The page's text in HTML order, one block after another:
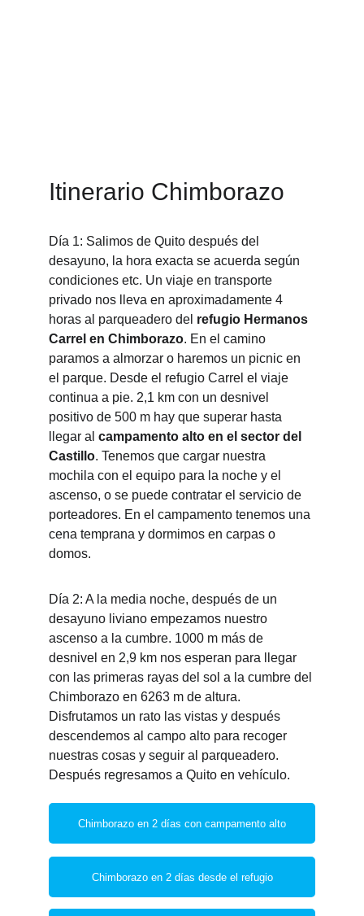
Itinerario Chimborazo
Día 1: Salimos de Quito después del
desayuno, la hora exacta se acuerda según
condiciones etc. Un viaje en transporte
privado nos lleva en aproximadamente 4
horas al parqueadero del refugio Hermanos
Carrel en Chimborazo. En el camino
paramos a almorzar o haremos un picnic en
el parque. Desde el refugio Carrel el viaje
continua a pie. 2,1 km con un desnivel
positivo de 500 m hay que superar hasta
llegar al campamento alto en el sector del
Castillo. Tenemos que cargar nuestra
mochila con el equipo para la noche y el
ascenso, o se puede contratar el servicio de
porteadores. En el campamento tenemos una
cena temprana y dormimos en carpas o
domos.
Día 2: A la media noche, después de un
desayuno liviano empezamos nuestro
ascenso a la cumbre. 1000 m más de
desnivel en 2,9 km nos esperan para llegar
con las primeras rayas del sol a la cumbre del
Chimborazo en 6263 m de altura.
Disfrutamos un rato las vistas y después
descendemos al campo alto para recoger
nuestras cosas y seguir al parqueadero.
Después regresamos a Quito en vehículo.
Chimborazo en 2 días con campamento alto
Chimborazo en 2 días desde el refugio